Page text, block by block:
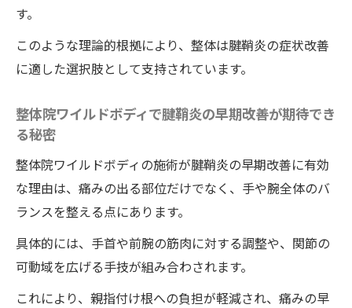
す。
このような理論的根拠により、整体は腱鞘炎の症状改善
に適した選択肢として支持されています。
整体院ワイルドボディで腱鞘炎の早期改善が期待でき
る秘密
整体院ワイルドボディの施術が腱鞘炎の早期改善に有効
な理由は、痛みの出る部位だけでなく、手や腕全体のバ
ランスを整える点にあります。
具体的には、手首や前腕の筋肉に対する調整や、関節の
可動域を広げる手技が組み合わされます。
これにより、親指付け根への負担が軽減され、痛みの早